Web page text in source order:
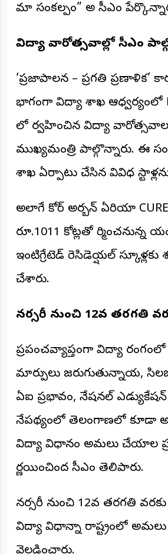
2026
NEWS
ప్రతి
ప్రజల
మా సంకల్పం” అని సీఎం
విద్యా వారోత్సవాల్లో సీఎం
‘ప్రజాపాలన – ప్రగతి ప్రణాళిక’
భాగంగా విద్యా శాఖ ఆధ్వర్యంలో
లో నిర్వహించిన విద్యా
ముఖ్యమంత్రి పాల్గొన్నారు. ఈ
శాఖ ఏర్పాటు చేసిన వివిధ
అలాగే కోర్ అర్బన్ ఏరియా
రూ.1011 కోట్లతో
ఇంటిగ్రేటెడ్ రెసిడెన్షియల్ స్కూళ్లకు
చేశారు.
నర్సరీ నుంచి 12వ తరగతి
ప్రపంచవ్యాప్తంగా విద్యా
మార్పులు జరుగుతున్నాయని,
ఏఐ ప్రభావం, నేషనల్
నేపథ్యంలో తెలంగాణలో కూడా
విద్యా విధానం అమలు చేయాలని
నిర్ణయించిందని సీఎం తెలిపారు.
నర్సరీ నుంచి 12వ తరగతి
విద్యా విధానాన్ని రాష్ట్రంలో అమలు